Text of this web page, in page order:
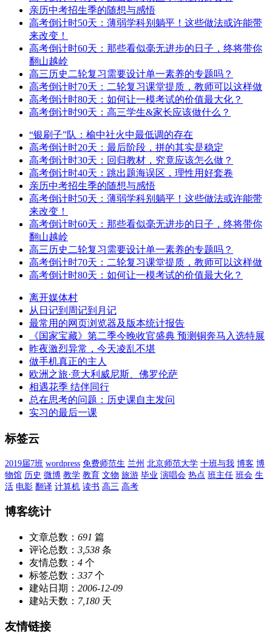
亲历中考招生季的随想与感悟
高考倒计时50天：薄弱学科别躺平！这些做法或许能带
来改变！
高考倒计时60天：那些看似毫无进步的日子，终将带你
翻山越岭
高三历史二轮复习需要设计单一素养的专题吗？
高考倒计时70天：二轮复习课堂提质，教师可以这样做
高考倒计时80天：如何让一模考试的价值最大化？
高考倒计时90天：高三学生&家长应该做什么？
“银刷子”队：榆中社火中最低调的存在
高考倒计时20天：最后阶段，拼的其实是稳定
高考倒计时30天：回归教材，究竟应该怎么做？
高考倒计时40天：跳出题海误区，理性用好套卷
亲历中考招生季的随想与感悟
高考倒计时50天：薄弱学科别躺平！这些做法或许能带
来改变！
高考倒计时60天：那些看似毫无进步的日子，终将带你
翻山越岭
高三历史二轮复习需要设计单一素养的专题吗？
高考倒计时70天：二轮复习课堂提质，教师可以这样做
高考倒计时80天：如何让一模考试的价值最大化？
离开媒体村
从日记到周记到月记
最常用的网页浏览器及版本统计报告
《国家宝藏》第二季今晚收官盛典 预测铜奔马入选特展
昨夜激烈异常，今天凌乱不堪
做手机真正的主人
欧洲之旅·意大利威尼斯、佛罗伦萨
相遇花季 结伴同行
总在思考的问题：历史课自主发问
实习的最后一课
标签云
2019届7班 wordpress 免费师范生 兰州 北京师范大学 十班与我 博客 博
物馆 历史 微博 教学 教育 文物 旅游 毕业 演唱会 热点 班主任 班会 生
活 电影 翻译 计算机 读书 高三 高考
博客统计
文章总数： 691 篇
评论总数： 3,538 条
友情总数： 4 个
标签总数： 337个
建站日期： 2006-12-09
建站天数： 7,180 天
友情链接